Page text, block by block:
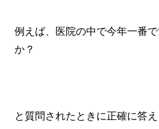
例えば、医院の中で今年一番
か？
と質問されたときに正確に答